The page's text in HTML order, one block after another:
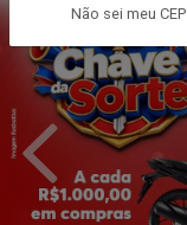
Não sei meu CEP